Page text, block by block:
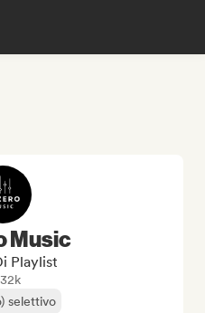
Music
Playlist
32k
selettivo